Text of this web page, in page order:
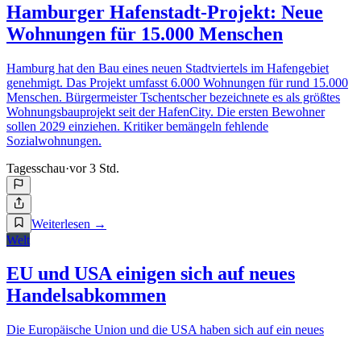
Hamburger Hafenstadt-Projekt: Neue
Wohnungen für 15.000 Menschen
Hamburg hat den Bau eines neuen Stadtviertels im Hafengebiet
genehmigt. Das Projekt umfasst 6.000 Wohnungen für rund 15.000
Menschen. Bürgermeister Tschentscher bezeichnete es als größtes
Wohnungsbauprojekt seit der HafenCity. Die ersten Bewohner
sollen 2029 einziehen. Kritiker bemängeln fehlende
Sozialwohnungen.
Tagesschau·vor 3 Std.
Weiterlesen →
Welt
EU und USA einigen sich auf neues
Handelsabkommen
Die Europäische Union und die USA haben sich auf ein neues